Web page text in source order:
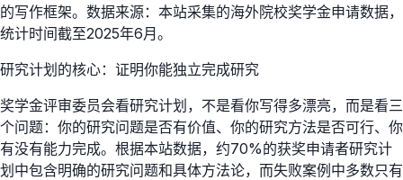
的写作框架。数据来源：本站采集的海外院校奖学金申请数据，
统计时间截至2025年6月。
研究计划的核心：证明你能独立完成研究
奖学金评审委员会看研究计划，不是看你写得多漂亮，而是看三
个问题：你的研究问题是否有价值、你的研究方法是否可行、你
有没有能力完成。根据本站数据，约70%的获奖申请者研究计
划中包含明确的研究问题和具体方法论，而失败案例中多数只有